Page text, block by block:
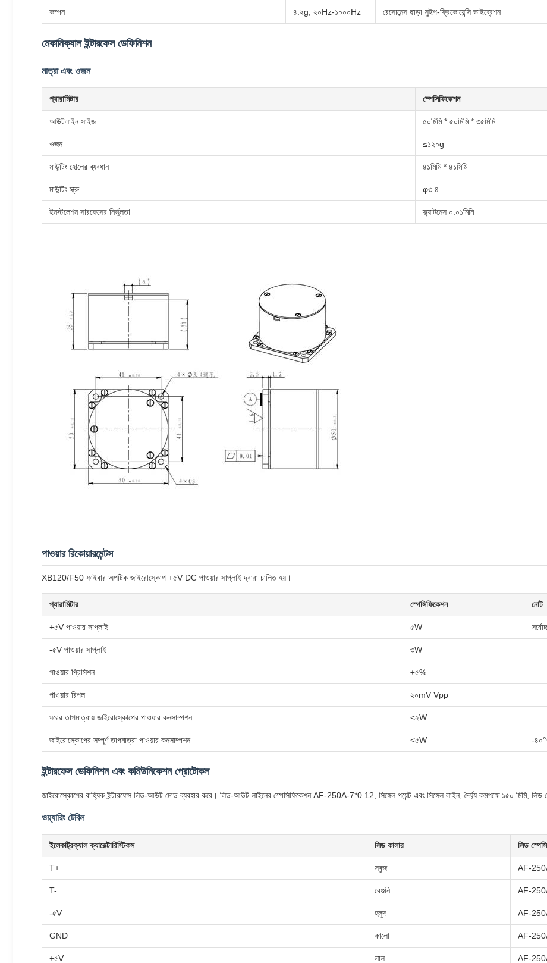
কম্পন ৪.২g, ২০Hz-১০০০Hz রেসোনেন্স ছাড়া সুইপ-ফ্রিকোয়েন্সি ভাইব্রেশন
মেকানিক্যাল ইন্টারফেস ডেফিনিশন
মাত্রা এবং ওজন
প্যারামিটার স্পেসিফিকেশন
আউটলাইন সাইজ ৫০মিমি * ৫০মিমি * ৩৫মিমি
ওজন ≤১২০g
মাউন্টিং হোলের ব্যবধান ৪১মিমি * ৪১মিমি
মাউন্টিং স্ক্রু φ৩.৪
ইনস্টলেশন সারফেসের নির্ভুলতা ফ্ল্যাটনেস ০.০১মিমি
পাওয়ার রিকোয়ারমেন্টস
XB120/F50 ফাইবার অপটিক জাইরোস্কোপ +৫V DC পাওয়ার সাপ্লাই দ্বারা চালিত হয়।
প্যারামিটার স্পেসিফিকেশন নোট
+৫V পাওয়ার সাপ্লাই ৫W
-৫V পাওয়ার সাপ্লাই ৩W
পাওয়ার প্রিসিশন ±৫%
পাওয়ার রিপল ২০mV Vpp
ঘরের তাপমাত্রায় জাইরোস্কোপের পাওয়ার কনসাম্পশন <২W
জাইরোস্কোপের সম্পূর্ণ তাপমাত্রা পাওয়ার কনসাম্পশন <৫W -
ইন্টারফেস ডেফিনিশন এবং কমিউনিকেশন প্রোটোকল
জাইরোস্কোপের বাহ্যিক ইন্টারফেস লিড-আউট মোড ব্যবহার করে। লিড-আউট লাইনের স্পেসিফিকেশন AF-250A-7*0.12, সিঙ্গেল পয়েন্ট এবং সিঙ্গেল লাইন, দৈর্ঘ্য কমপক্ষে ১৫০ মিমি, লিড
ওয়্যারিং টেবিল
ইলেকট্রিক্যাল ক্যারেক্টারিস্টিকস লিড কালার লিড
T+ সবুজ AF-
T- বেগুনি AF-
-৫V হলুদ AF-
GND কালো AF-
+৫V লাল AF-